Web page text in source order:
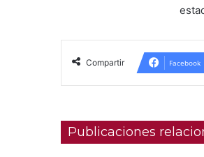
Compartir Facebook
Publicaciones